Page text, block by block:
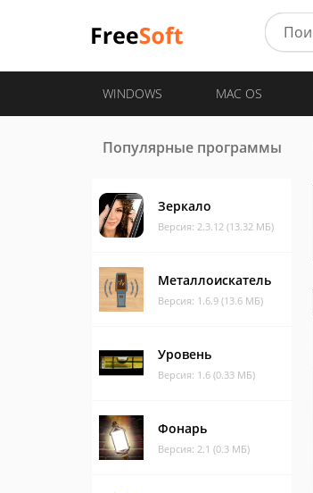
WINDOWS MAC OS
Популярные программы
Зеркало
Версия: 2.3.12 (13.32 МБ)
Металлоискатель
Версия: 1.6.9 (13.6 МБ)
Уровень
Версия: 1.6 (0.33 МБ)
Фонарь
Версия: 2.1 (0.3 МБ)